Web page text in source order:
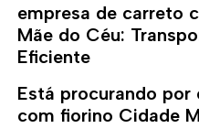
empresa de carreto
Mãe do Céu:
Eficiente
Está procurando por
com fiorino Cidade